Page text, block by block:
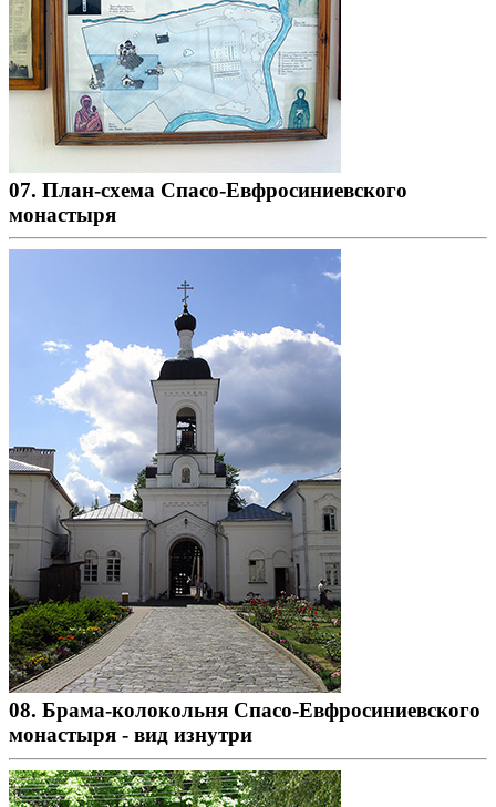
07. План-схема Спасо-Евфросиниевского
монастыря
08. Брама-колокольня Спасо-Евфросиниевского
монастыря - вид изнутри